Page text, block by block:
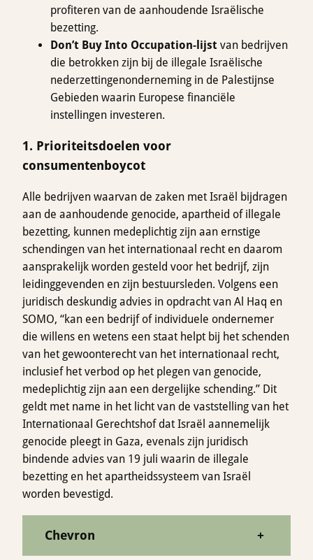
profiteren van de aanhoudende Israëlische
bezetting.
Don’t Buy Into Occupation-lijst van bedrijven
die betrokken zijn bij de illegale Israëlische
nederzettingenonderneming in de Palestijnse
Gebieden waarin Europese financiële
instellingen investeren.
1. Prioriteitsdoelen voor
consumentenboycot
Alle bedrijven waarvan de zaken met Israël bijdragen
aan de aanhoudende genocide, apartheid of illegale
bezetting, kunnen medeplichtig zijn aan ernstige
schendingen van het internationaal recht en daarom
aansprakelijk worden gesteld voor het bedrijf, zijn
leidinggevenden en zijn bestuursleden. Volgens een
juridisch deskundig advies in opdracht van Al Haq en
SOMO, “kan een bedrijf of individuele ondernemer
die willens en wetens een staat helpt bij het schenden
van het gewoonterecht van het internationaal recht,
inclusief het verbod op het plegen van genocide,
medeplichtig zijn aan een dergelijke schending.” Dit
geldt met name in het licht van de vaststelling van het
Internationaal Gerechtshof dat Israël aannemelijk
genocide pleegt in Gaza, evenals zijn juridisch
bindende advies van 19 juli waarin de illegale
bezetting en het apartheidssysteem van Israël
worden bevestigd.
Chevron +